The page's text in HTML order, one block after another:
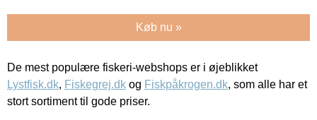
Køb nu »
De mest populære fiskeri-webshops er i øjeblikket
Lystfisk.dk, Fiskegrej.dk og Fiskpåkrogen.dk, som alle har et
stort sortiment til gode priser.